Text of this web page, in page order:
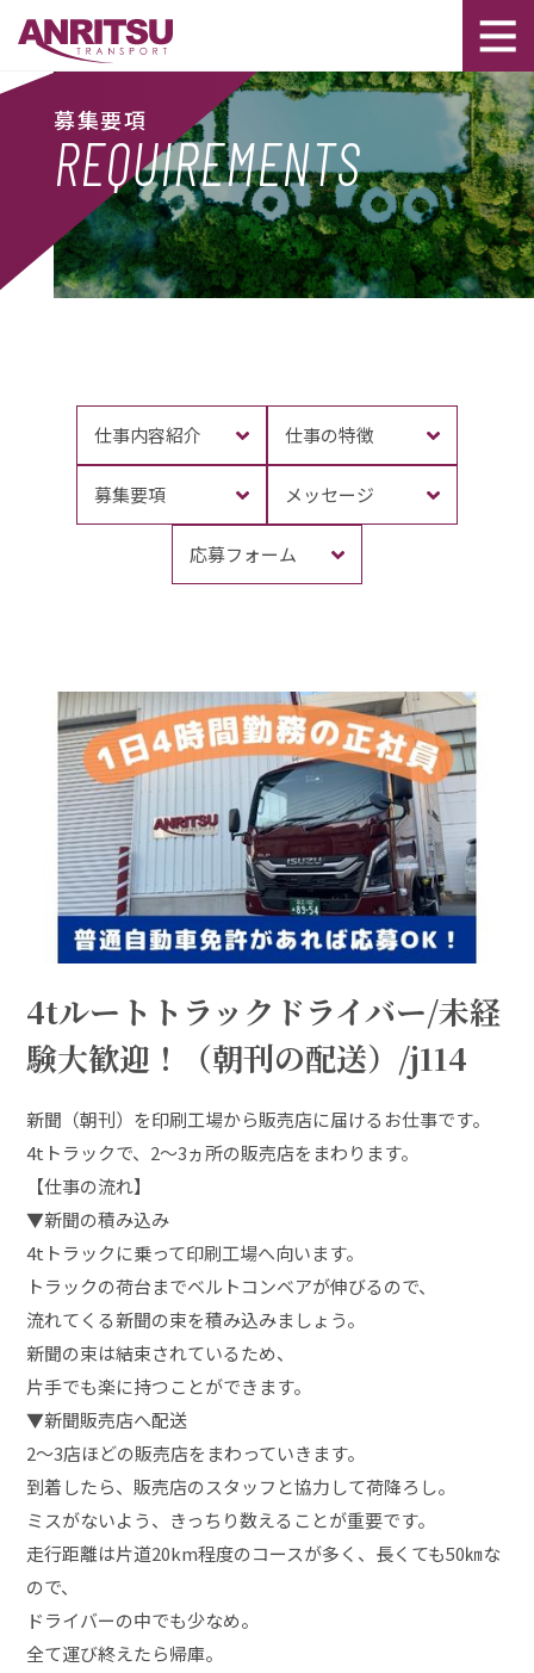
募集要項
REQUIREMENTS
仕事内容紹介 仕事の特徴
募集要項 メッセージ
応募フォーム
4tルートトラックドライバー/未経
験大歓迎！（朝刊の配送）/j114
新聞（朝刊）を印刷工場から販売店に届けるお仕事です。
4tトラックで、2～3ヵ所の販売店をまわります。
【仕事の流れ】
▼新聞の積み込み
4tトラックに乗って印刷工場へ向います。
トラックの荷台までベルトコンベアが伸びるので、
流れてくる新聞の束を積み込みましょう。
新聞の束は結束されているため、
片手でも楽に持つことができます。
▼新聞販売店へ配送
2～3店ほどの販売店をまわっていきます。
到着したら、販売店のスタッフと協力して荷降ろし。
ミスがないよう、きっちり数えることが重要です。
走行距離は片道20km程度のコースが多く、長くても50㎞な
ので、
ドライバーの中でも少なめ。
全て運び終えたら帰庫。